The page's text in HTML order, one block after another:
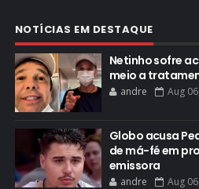
NOTÍCIAS EM DESTAQUE
Netinho sofre
meio a
andre Aug
Globo acusa
de má-fé em
emissora
andre Aug